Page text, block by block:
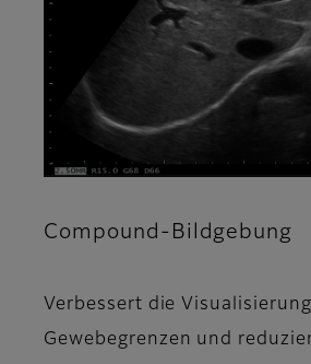
Compound-Bildgebung
Verbessert die
Gewebegrenzen und